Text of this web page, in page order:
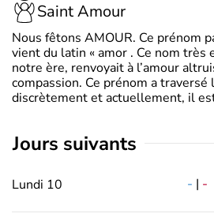
Saint Amour
Nous fêtons AMOUR. Ce prénom
vient du latin « amor . Ce nom très
notre ère, renvoyait à l’amour
compassion. Ce prénom a traversé
discrètement et actuellement, il
jours suivants
Lundi 10 - | -